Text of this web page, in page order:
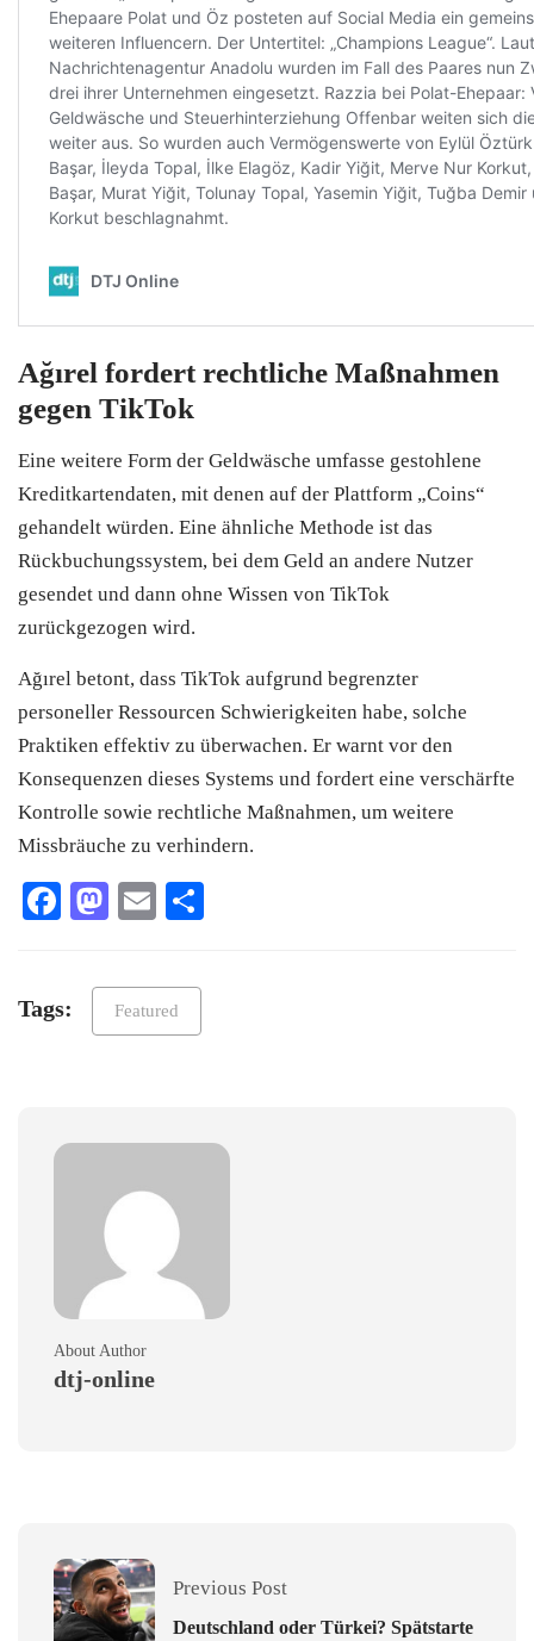
Ağırel fordert rechtliche Maßnahmen
gegen TikTok
Eine weitere Form der Geldwäsche umfasse gestohlene
Kreditkartendaten, mit denen auf der Plattform „Coins“
gehandelt würden. Eine ähnliche Methode ist das
Rückbuchungssystem, bei dem Geld an andere Nutzer
gesendet und dann ohne Wissen von TikTok
zurückgezogen wird.
Ağırel betont, dass TikTok aufgrund begrenzter
personeller Ressourcen Schwierigkeiten habe, solche
Praktiken effektiv zu überwachen. Er warnt vor den
Konsequenzen dieses Systems und fordert eine verschärfte
Kontrolle sowie rechtliche Maßnahmen, um weitere
Missbräuche zu verhindern.
Facebook
Mastodon
Email
Tags: Featured
About Author
dtj-online
Previous Post
Deutschland oder Türkei? Spätstarte